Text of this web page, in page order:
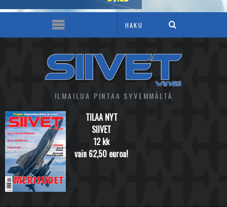
ILMAILUA PINTAA SYVEMMÄLTÄ
TILAA NYT
SIIVET
12 kk
vain 62,50 euroa!